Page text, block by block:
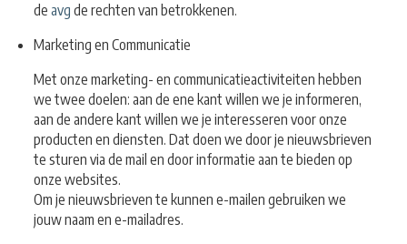
de avg de rechten van betrokkenen.
Marketing en Communicatie
Met onze marketing- en communicatieactiviteiten hebben
we twee doelen: aan de ene kant willen we je informeren,
aan de andere kant willen we je interesseren voor onze
producten en diensten. Dat doen we door je nieuwsbrieven
te sturen via de mail en door informatie aan te bieden op
onze websites.
Om je nieuwsbrieven te kunnen e-mailen gebruiken we
jouw naam en e-mailadres.